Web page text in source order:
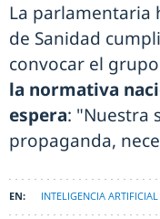
La parlamentaria
de Sanidad
convocar el
la normativa
espera: "Nuestra
propaganda,
INTELIGENCIA ARTIFICIAL